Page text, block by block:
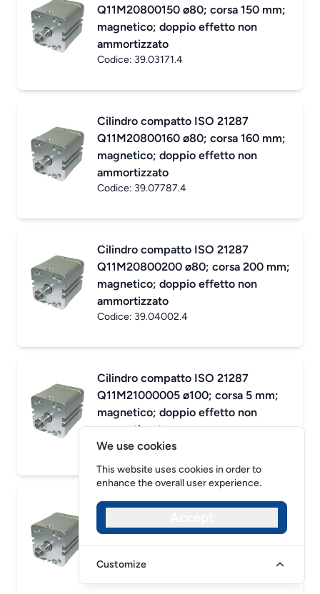
Q11M20800150 ø80; corsa 150 mm;
magnetico; doppio effetto non
ammortizzato
Codice: 39.03171.4
Cilindro compatto ISO 21287
Q11M20800160 ø80; corsa 160 mm;
magnetico; doppio effetto non
ammortizzato
Codice: 39.07787.4
Cilindro compatto ISO 21287
Q11M20800200 ø80; corsa 200 mm;
magnetico; doppio effetto non
ammortizzato
Codice: 39.04002.4
Cilindro compatto ISO 21287
Q11M21000005 ø100; corsa 5 mm;
magnetico; doppio effetto non
ammortizzato
Codice: 39.07883.4
Cilindro compatto ISO 21287
ammortizzato
We use cookies
This website uses cookies in order to
enhance the overall user experience.
Customize